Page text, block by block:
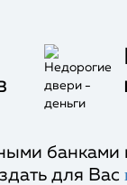
банками
для Вас